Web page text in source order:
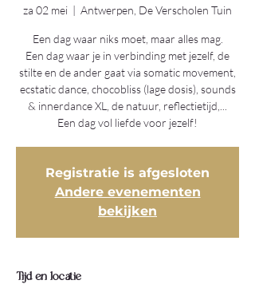
za 02 mei
  |
Antwerpen, De Verscholen Tuin
Een dag waar niks moet, maar alles mag.
Een dag waar je in verbinding met jezelf, de
stilte en de ander gaat via somatic movement,
ecstatic dance, chocobliss (lage dosis), sounds
& innerdance XL, de natuur, reflectietijd,...
Een dag vol liefde voor jezelf!
Registratie is afgesloten
Andere evenementen
bekijken
Tijd en locatie